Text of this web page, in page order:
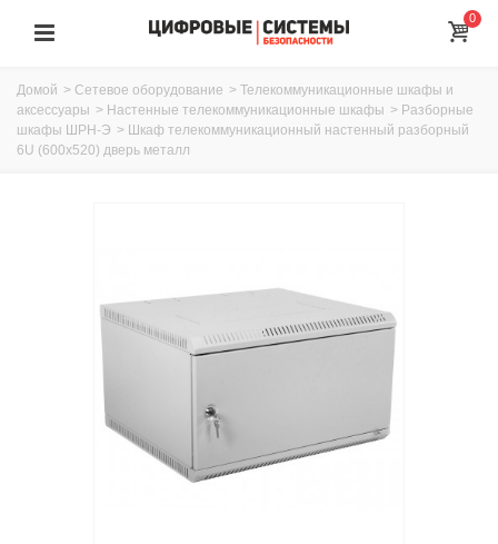
0
Домой > Сетевое оборудование > Телекоммуникационные шкафы и
аксессуары > Настенные телекоммуникационные шкафы > Разборные
шкафы ШРН-Э > Шкаф телекоммуникационный настенный разборный
6U (600х520) дверь металл